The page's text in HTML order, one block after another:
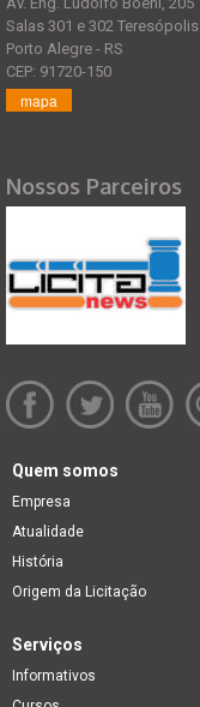
Salas 301 e 302 Teresópolis
Porto Alegre - RS
CEP: 91720-150
mapa
Nossos Parceiros
Quem somos
Empresa
Atualidade
História
Origem da Licitação
Serviços
Informativos